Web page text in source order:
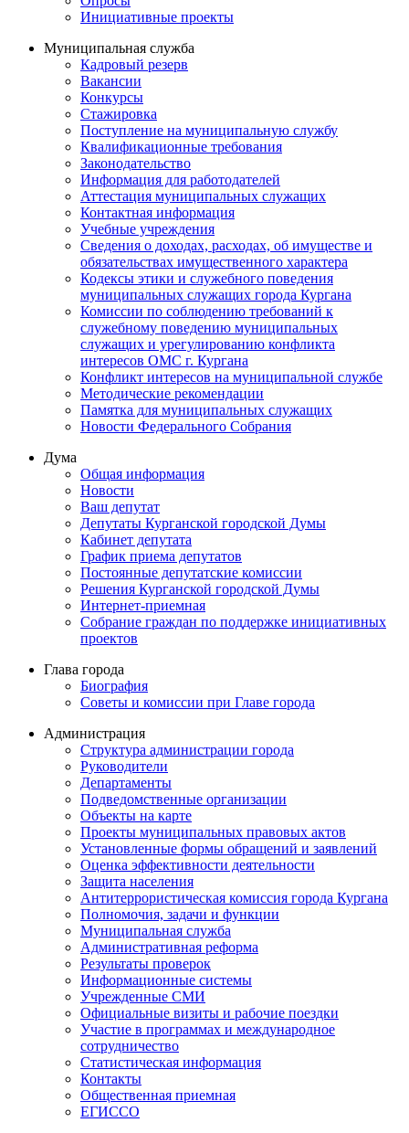
Инициативные проекты
Муниципальная служба
Кадровый резерв
Вакансии
Конкурсы
Стажировка
Поступление на муниципальную службу
Квалификационные требования
Законодательство
Информация для работодателей
Аттестация муниципальных служащих
Контактная информация
Учебные учреждения
Сведения о доходах, расходах, об имуществе и
обязательствах имущественного характера
Кодексы этики и служебного поведения
муниципальных служащих города Кургана
Комиссии по соблюдению требований к
служебному поведению муниципальных
служащих и урегулированию конфликта
интересов ОМС г. Кургана
Конфликт интересов на муниципальной службе
Методические рекомендации
Памятка для муниципальных служащих
Новости Федерального Cобрания
Дума
Общая информация
Новости
Ваш депутат
Депутаты Курганской городской Думы
Кабинет депутата
График приема депутатов
Постоянные депутатские комиссии
Решения Курганской городской Думы
Интернет-приемная
Собрание граждан по поддержке инициативных
проектов
Глава города
Биография
Советы и комиссии при Главе города
Администрация
Структура администрации города
Руководители
Департаменты
Подведомственные организации
Объекты на карте
Проекты муниципальных правовых актов
Установленные формы обращений и заявлений
Оценка эффективности деятельности
Защита населения
Антитеррористическая комиссия города Кургана
Полномочия, задачи и функции
Муниципальная служба
Административная реформа
Результаты проверок
Информационные системы
Учрежденные СМИ
Официальные визиты и рабочие поездки
Участие в программах и международное
сотрудничество
Статистическая информация
Контакты
Общественная приемная
ЕГИССО